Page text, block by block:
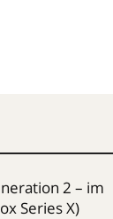
2 – im
Series X)